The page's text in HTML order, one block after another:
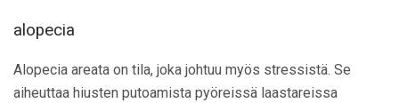
alopecia
Alopecia areata on tila, joka johtuu myös stressistä. Se
aiheuttaa hiusten putoamista pyöreissä laastareissa